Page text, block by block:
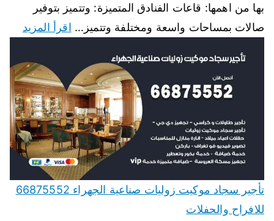
بها من اهمها: قاعات الفنادق المتميزة: وتتميز بتوفير
صالات بمساحات واسعة ومختلفة وتتميز… اقرأ المزيد
تأجير سجاد موكيت زوليات صناعية الجهراء 66875552
للافراح والحفلات